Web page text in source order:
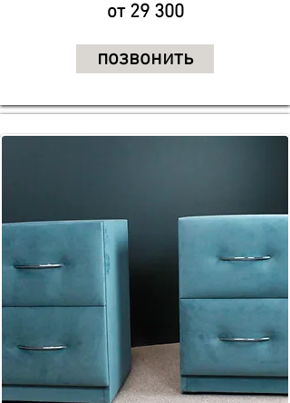
от 29 300
позвонить